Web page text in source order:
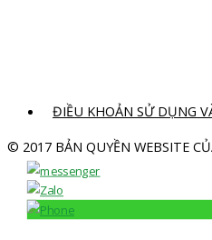
ĐIỀU KHOẢN SỬ DỤNG
© 2017 BẢN QUYỀN WEBSITE